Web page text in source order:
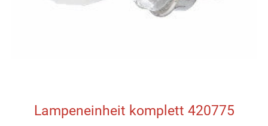
Lampeneinheit komplett 420775